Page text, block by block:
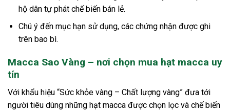
hộ dân tự phát chế biến bán lẻ.
Chú ý đến mục hạn sử dụng, các chứng nhận được ghi
trên bao bì.
Macca Sao Vàng – nơi chọn mua hạt macca uy
tín
Với khẩu hiệu “Sức khỏe vàng – Chất lượng vàng” đưa tới
người tiêu dùng những hạt macca được chọn lọc và chế biến